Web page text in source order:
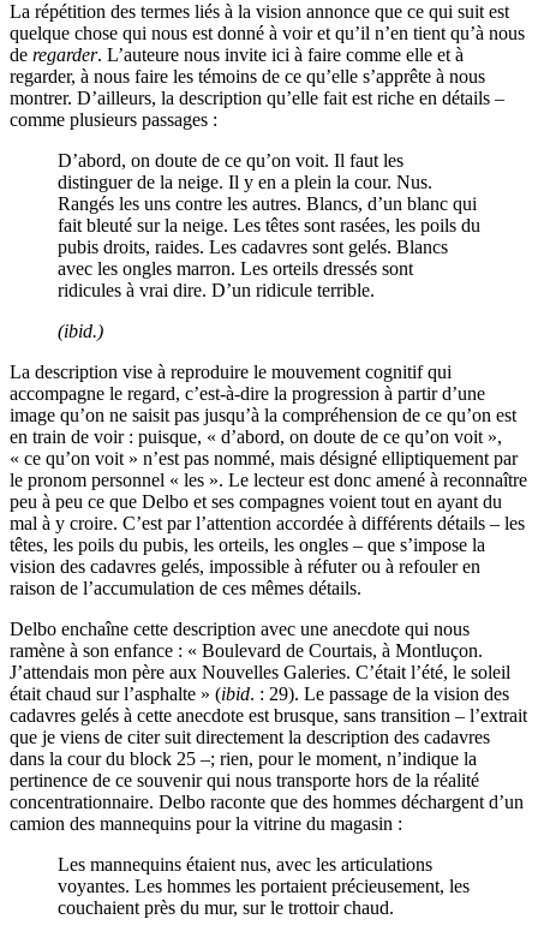
La répétition des termes liés à la vision annonce que ce qui suit est
quelque chose qui nous est donné à voir et qu’il n’en tient qu’à nous
de regarder. L’auteure nous invite ici à faire comme elle et à
regarder, à nous faire les témoins de ce qu’elle s’apprête à nous
montrer. D’ailleurs, la description qu’elle fait est riche en détails –
comme plusieurs passages :
D’abord, on doute de ce qu’on voit. Il faut les
distinguer de la neige. Il y en a plein la cour. Nus.
Rangés les uns contre les autres. Blancs, d’un blanc qui
fait bleuté sur la neige. Les têtes sont rasées, les poils du
pubis droits, raides. Les cadavres sont gelés. Blancs
avec les ongles marron. Les orteils dressés sont
ridicules à vrai dire. D’un ridicule terrible.
(ibid.)
La description vise à reproduire le mouvement cognitif qui
accompagne le regard, c’est-à-dire la progression à partir d’une
image qu’on ne saisit pas jusqu’à la compréhension de ce qu’on est
en train de voir : puisque, « d’abord, on doute de ce qu’on voit »,
« ce qu’on voit » n’est pas nommé, mais désigné elliptiquement par
le pronom personnel « les ». Le lecteur est donc amené à reconnaître
peu à peu ce que Delbo et ses compagnes voient tout en ayant du
mal à y croire. C’est par l’attention accordée à différents détails – les
têtes, les poils du pubis, les orteils, les ongles – que s’impose la
vision des cadavres gelés, impossible à réfuter ou à refouler en
raison de l’accumulation de ces mêmes détails.
Delbo enchaîne cette description avec une anecdote qui nous
ramène à son enfance : « Boulevard de Courtais, à Montluçon.
J’attendais mon père aux Nouvelles Galeries. C’était l’été, le soleil
était chaud sur l’asphalte » (ibid. : 29). Le passage de la vision des
cadavres gelés à cette anecdote est brusque, sans transition – l’extrait
que je viens de citer suit directement la description des cadavres
dans la cour du block 25 –; rien, pour le moment, n’indique la
pertinence de ce souvenir qui nous transporte hors de la réalité
concentrationnaire. Delbo raconte que des hommes déchargent d’un
camion des mannequins pour la vitrine du magasin :
Les mannequins étaient nus, avec les articulations
voyantes. Les hommes les portaient précieusement, les
couchaient près du mur, sur le trottoir chaud.